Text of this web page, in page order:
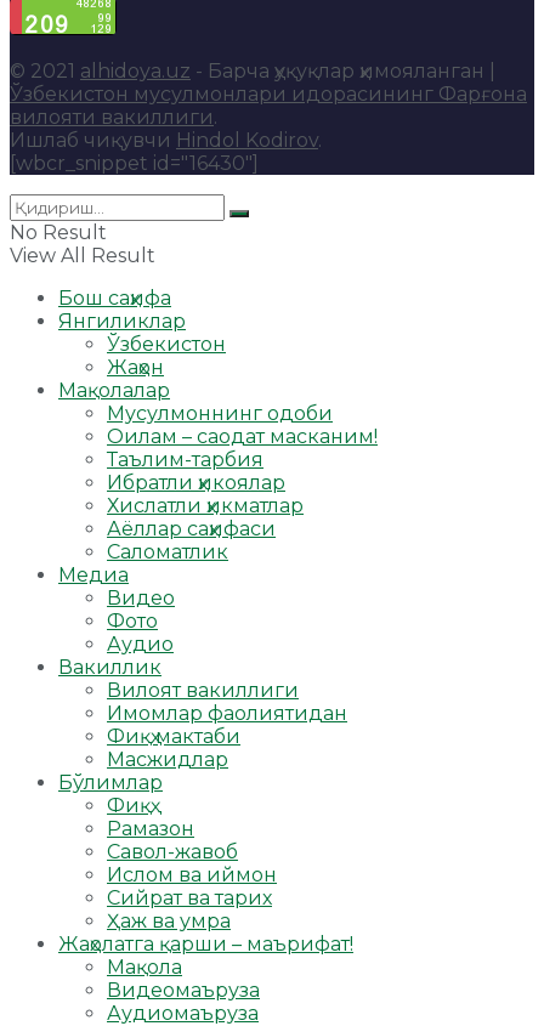
© 2021 alhidoya.uz - Барча ҳуқуқлар ҳимояланган |
Ўзбекистон мусулмонлари идорасининг Фарғона
вилояти вакиллиги.
Ишлаб чиқувчи Hindol Kodirov.
[wbcr_snippet id="16430"]
No Result
View All Result
Бош саҳифа
Янгиликлар
Ўзбекистон
Жаҳон
Мақолалар
Мусулмоннинг одоби
Оилам – саодат масканим!
Таълим-тарбия
Ибратли ҳикоялар
Хислатли ҳикматлар
Аёллар саҳифаси
Саломатлик
Медиа
Видео
Фото
Аудио
Вакиллик
Вилоят вакиллиги
Имомлар фаолиятидан
Фиқҳ мактаби
Масжидлар
Бўлимлар
Фиқҳ
Рамазон
Савол-жавоб
Ислом ва иймон
Сийрат ва тарих
Ҳаж ва умра
Жаҳолатга қарши – маърифат!
Мақола
Видеомаъруза
Аудиомаъруза